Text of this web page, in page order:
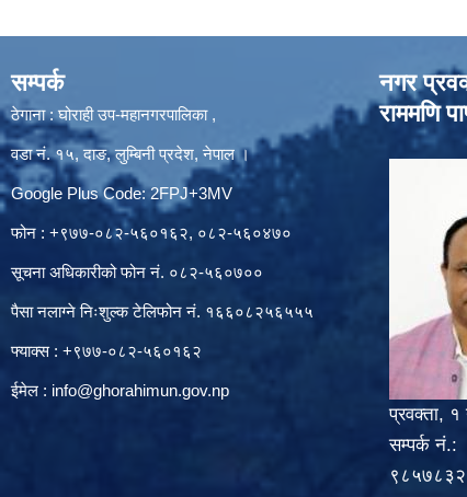
सम्पर्क
ठेगाना : घोराही उप-महानगरपालिका ,
वडा नं. १५, दाङ, लुम्बिनी प्रदेश, नेपाल ।
Google Plus Code: 2FPJ+3MV
फोन : +९७७-०८२-५६०१६२, ०८२-५६०४७०
सूचना अधिकारीको फोन नं. ०८२-५६०७००
पैसा नलाग्ने निःशुल्क टेलिफोन नं. १६६०८२५६५५५
फ्याक्स : +९७७-०८२-५६०१६२
ईमेल : info@ghorahimun.gov.np
नगर
राममणि
प्रवक्ता, १
सम्पर्क नं.: